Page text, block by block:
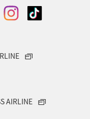
加する
AIRLINE